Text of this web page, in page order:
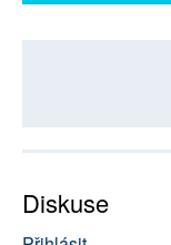
Diskuse